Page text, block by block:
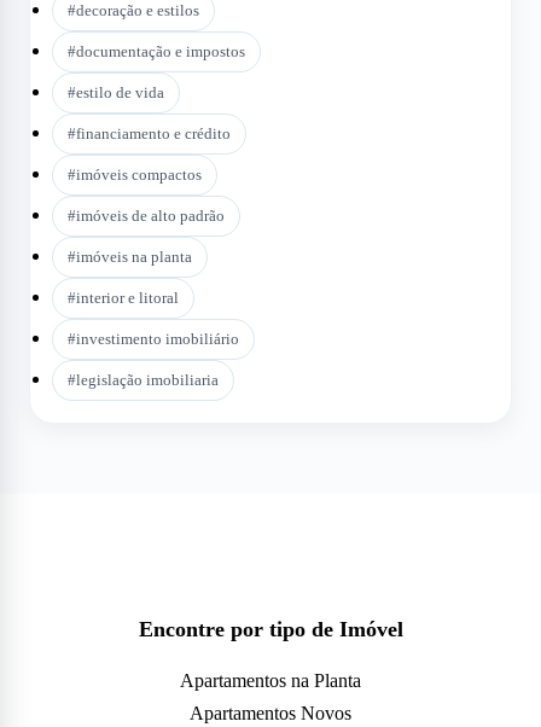
#decoração e estilos
#documentação e impostos
#estilo de vida
#financiamento e crédito
#imóveis compactos
#imóveis de alto padrão
#imóveis na planta
#interior e litoral
#investimento imobiliário
#legislação imobiliaria
Encontre por tipo de Imóvel
Apartamentos na Planta
Apartamentos Novos